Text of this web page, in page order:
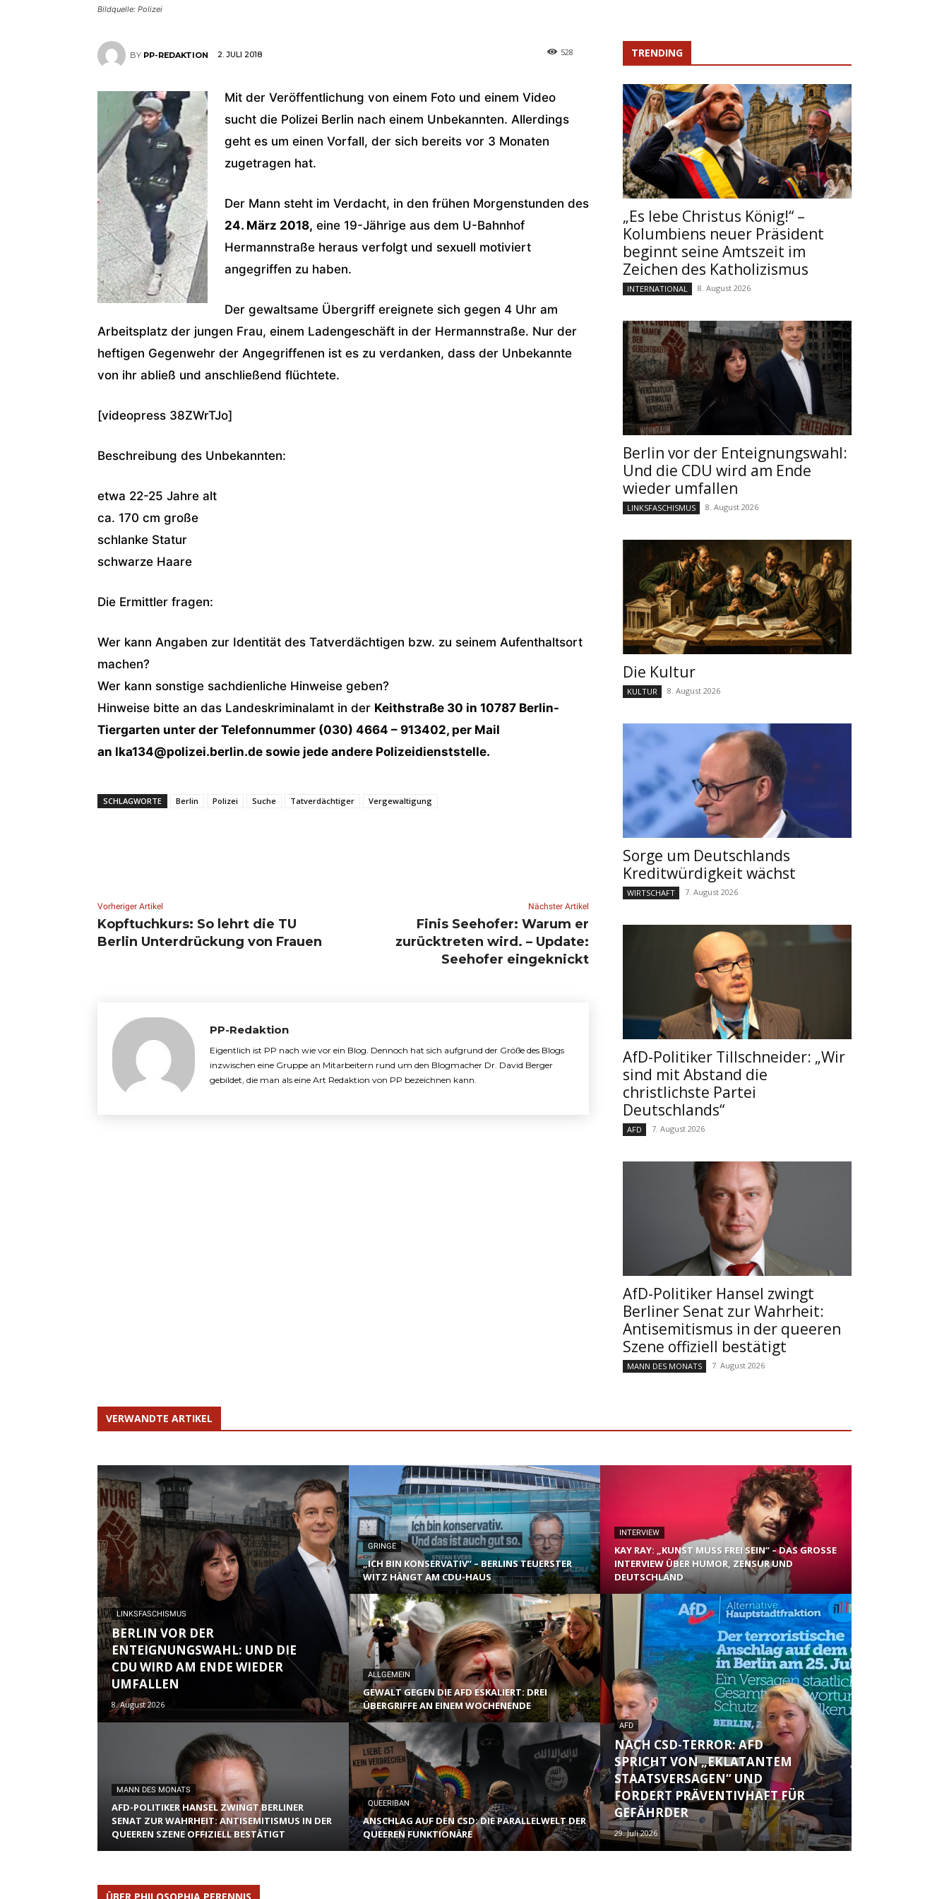
Bildquelle: Polizei
BY PP-REDAKTION 2. JULI 2018 528
Mit der Veröffentlichung von einem Foto und einem Video
sucht die Polizei Berlin nach einem Unbekannten. Allerdings
geht es um einen Vorfall, der sich bereits vor 3 Monaten
zugetragen hat.
Der Mann steht im Verdacht, in den frühen Morgenstunden des
24. März 2018, eine 19-Jährige aus dem U-Bahnhof
Hermannstraße heraus verfolgt und sexuell motiviert
angegriffen zu haben.
Der gewaltsame Übergriff ereignete sich gegen 4 Uhr am
Arbeitsplatz der jungen Frau, einem Ladengeschäft in der Hermannstraße. Nur der
heftigen Gegenwehr der Angegriffenen ist es zu verdanken, dass der Unbekannte
von ihr abließ und anschließend flüchtete.
[videopress 38ZWrTJo]
Beschreibung des Unbekannten:
etwa 22-25 Jahre alt
ca. 170 cm große
schlanke Statur
schwarze Haare
Die Ermittler fragen:
Wer kann Angaben zur Identität des Tatverdächtigen bzw. zu seinem Aufenthaltsort
machen?
Wer kann sonstige sachdienliche Hinweise geben?
Hinweise bitte an das Landeskriminalamt in der Keithstraße 30 in 10787 Berlin-
Tiergarten unter der Telefonnummer (030) 4664 – 913402, per Mail
an lka134@polizei.berlin.de sowie jede andere Polizeidienststelle.
SCHLAGWORTE Berlin Polizei Suche Tatverdächtiger Vergewaltigung
Vorheriger Artikel
Kopftuchkurs: So lehrt die TU
Berlin Unterdrückung von Frauen
Nächster Artikel
Finis Seehofer: Warum er
zurücktreten wird. – Update:
Seehofer eingeknickt
PP-Redaktion
Eigentlich ist PP nach wie vor ein Blog. Dennoch hat sich aufgrund der Größe des Blogs
inzwischen eine Gruppe an Mitarbeitern rund um den Blogmacher Dr. David Berger
gebildet, die man als eine Art Redaktion von PP bezeichnen kann.
TRENDING
„Es lebe Christus König!“ –
Kolumbiens neuer Präsident
beginnt seine Amtszeit im
Zeichen des Katholizismus
INTERNATIONAL 8. August 2026
Berlin vor der Enteignungswahl:
Und die CDU wird am Ende
wieder umfallen
LINKSFASCHISMUS 8. August 2026
Die Kultur
KULTUR 8. August 2026
Sorge um Deutschlands
Kreditwürdigkeit wächst
WIRTSCHAFT 7. August 2026
AfD-Politiker Tillschneider: „Wir
sind mit Abstand die
christlichste Partei
Deutschlands“
AFD 7. August 2026
AfD-Politiker Hansel zwingt
Berliner Senat zur Wahrheit:
Antisemitismus in der queeren
Szene offiziell bestätigt
MANN DES MONATS 7. August 2026
VERWANDTE ARTIKEL
LINKSFASCHISMUS
BERLIN VOR DER
ENTEIGNUNGSWAHL: UND DIE
CDU WIRD AM ENDE WIEDER
UMFALLEN
8. August 2026
MANN DES MONATS
AFD-POLITIKER HANSEL ZWINGT BERLINER
SENAT ZUR WAHRHEIT: ANTISEMITISMUS IN DER
QUEEREN SZENE OFFIZIELL BESTÄTIGT
GRINGE
„ICH BIN KONSERVATIV“ – BERLINS TEUERSTER
WITZ HÄNGT AM CDU-HAUS
ALLGEMEIN
GEWALT GEGEN DIE AFD ESKALIERT: DREI
ÜBERGRIFFE AN EINEM WOCHENENDE
QUEERIBAN
ANSCHLAG AUF DEN CSD: DIE PARALLELWELT DER
QUEEREN FUNKTIONÄRE
INTERVIEW
KAY RAY: „KUNST MUSS FREI SEIN“ – DAS GROSSE I
NTERVIEW ÜBER HUMOR, ZENSUR UND D
EUTSCHLAND
AFD
NACH CSD-TERROR: AFD
SPRICHT VON „EKLATANTEM
STAATSVERSAGEN“ UND
FORDERT PRÄVENTIVHAFT FÜR
GEFÄHRDER
29. Juli 2026
ÜBER PHILOSOPHIA PERENNIS